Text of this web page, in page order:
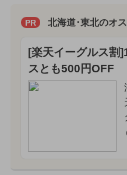
PR 北海道･東北のオ
[楽天イーグルス割
スとも500円OFF